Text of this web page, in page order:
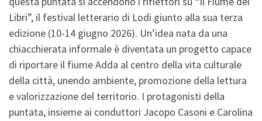
Libri”, il festival letterario di Lodi giunto alla sua terza
edizione (10-14 giugno 2026). Un’idea nata da una
chiacchierata informale è diventata un progetto capace
di riportare il fiume Adda al centro della vita culturale
della città, unendo ambiente, promozione della lettura
e valorizzazione del territorio. I protagonisti della
puntata, insieme ai conduttori Jacopo Casoni e Carolina